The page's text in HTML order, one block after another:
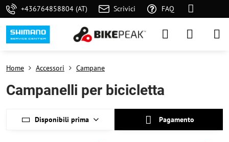
+436764858804 (AT) Scrivici FAQ
Home Accessori Campane
Campanelli per bicicletta
Disponibili prima Pagamento